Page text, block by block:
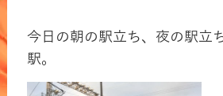
今日の朝の駅立ち、夜の駅立
駅。